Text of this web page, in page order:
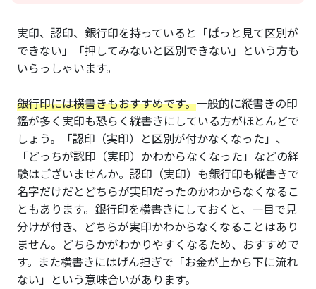
実印、認印、銀行印を持っていると「ぱっと見て区別が
できない」「押してみないと区別できない」という方も
いらっしゃいます。
銀行印には横書きもおすすめです。一般的に縦書きの印
鑑が多く実印も恐らく縦書きにしている方がほとんどで
しょう。「認印（実印）と区別が付かなくなった」、
「どっちが認印（実印）かわからなくなった」などの経
験はございませんか。認印（実印）も銀行印も縦書きで
名字だけだとどちらが実印だったのかわからなくなるこ
ともあります。銀行印を横書きにしておくと、一目で見
分けが付き、どちらが実印かわからなくなることはあり
ません。どちらかがわかりやすくなるため、おすすめで
す。また横書きにはげん担ぎで「お金が上から下に流れ
ない」という意味合いがあります。